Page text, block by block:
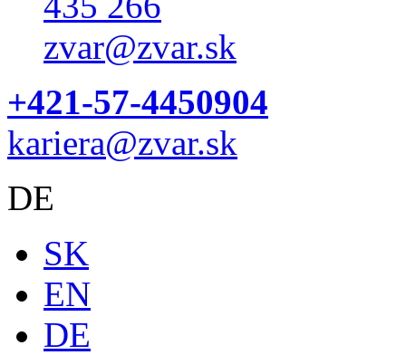
+421-57-4450904
kariera@zvar.sk
DE
SK
EN
DE